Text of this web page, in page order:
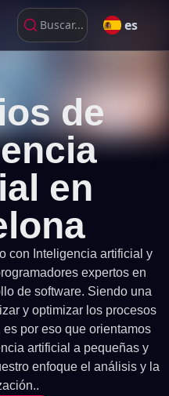
Buscar... es
de
en
con Inteligencia artificial y
expertos en
de software. Siendo una
y optimizar los procesos
por eso que orientamos
artificial a pequeñas y
enfoque el análisis y la